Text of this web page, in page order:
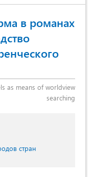
в романах
as means of worldview
searching
стран